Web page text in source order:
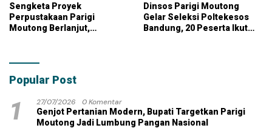
Sengketa Proyek
Perpustakaan Parigi
Moutong Berlanjut,
dengan Dana Pribadi
Dinsos Parigi Moutong
Gelar Seleksi Poltekesos
Bandung, 20 Peserta Ikut
Popular Post
1 27/07/2026
0 Komentar
Genjot Pertanian Modern, Bupati Targetkan Parigi
Moutong Jadi Lumbung Pangan Nasional